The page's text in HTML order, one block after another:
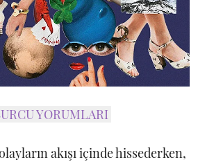
YORUMLARI
akışı içinde hissederken,